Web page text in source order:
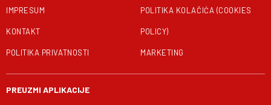
IMPRESUM
KONTAKT
POLITIKA PRIVATNOSTI
POLITIKA KOLAČIĆA (COOKIES
POLICY)
MARKETING
PREUZMI APLIKACIJE